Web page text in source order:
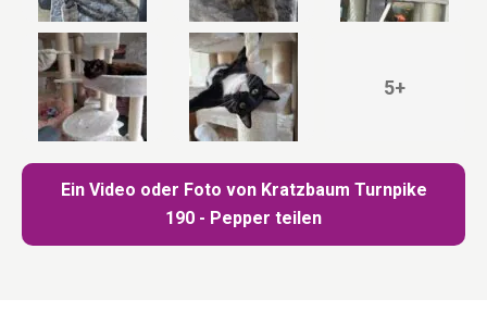
Ein Video oder Foto von Kratzbaum Turnpike
190 - Pepper teilen
5+